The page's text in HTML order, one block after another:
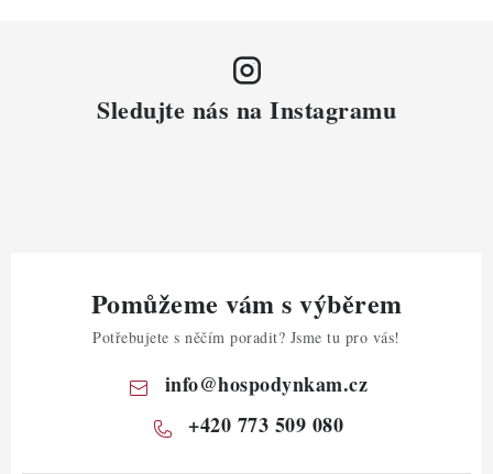
Sledujte nás na Instagramu
Pomůžeme vám s výběrem
Potřebujete s něčím poradit? Jsme tu pro vás!
info@hospodynkam.cz
+420 773 509 080